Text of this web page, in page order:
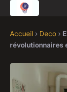
Accueil › Deco ›
révolutionnaires